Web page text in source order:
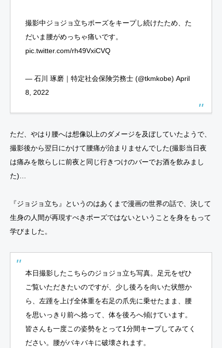
撮影中ジョジョ立ちポーズをキープし続けたため、た
だいま腰がめっちゃ痛いです。
pic.twitter.com/rh49VxiCVQ
— 石川 琢磨｜特定社会保険労務士 (@tkmkobe) April
8, 2022
ただ、やはり腰へは想像以上のダメージを及ぼしていたようで、
撮影後から翌日にかけて腰痛が治まりませんでした(撮影当日夜
は痛みを散らしに前夜と同じ行きつけのバーでお酒を飲みまし
た)…
『ジョジョ立ち』というのはあくまで漫画の世界の話で、決して
生身の人間が再現すべきポーズではないということを身をもって
学びました。
本日撮影したこちらのジョジョ立ち写真。足元をぜひ
ご覧いただきたいのですが、少し後ろを向いた状態か
ら、左踵を上げ全体重を右足の爪先に乗せたまま、腰
を思いっきり前へ捻って、体を後ろへ傾けています。
皆さんも一度この姿勢をとって1分間キープしてみてく
ださい。腰がバキバキに破壊されます。